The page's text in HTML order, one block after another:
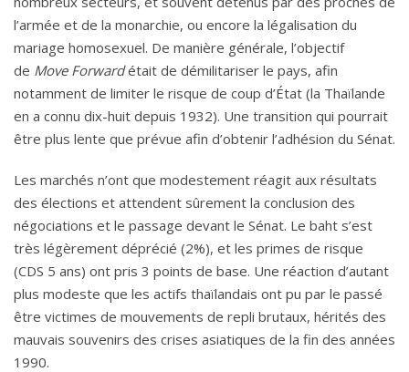
l’armée et de la monarchie, ou encore la légalisation du
mariage homosexuel. De manière générale, l’objectif
de Move Forwardétait de démilitariser le pays, afin
notamment de limiter le risque de coup d’État (la Thaïlande
en a connu dix-huit depuis 1932). Une transition qui pourrait
être plus lente que prévue afin d’obtenir l’adhésion du Sénat.
Les marchés n’ont que modestement réagit aux résultats
des élections et attendent sûrement la conclusion des
négociations et le passage devant le Sénat. Le baht s’est
très légèrement déprécié (2%), et les primes de risque
(CDS 5 ans) ont pris 3 points de base. Une réaction d’autant
plus modeste que les actifs thaïlandais ont pu par le passé
être victimes de mouvements de repli brutaux, hérités des
mauvais souvenirs des crises asiatiques de la fin des années
1990.